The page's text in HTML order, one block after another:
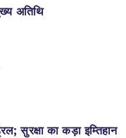
अतिथि
सुरक्षा का कड़ा इम्तिहान